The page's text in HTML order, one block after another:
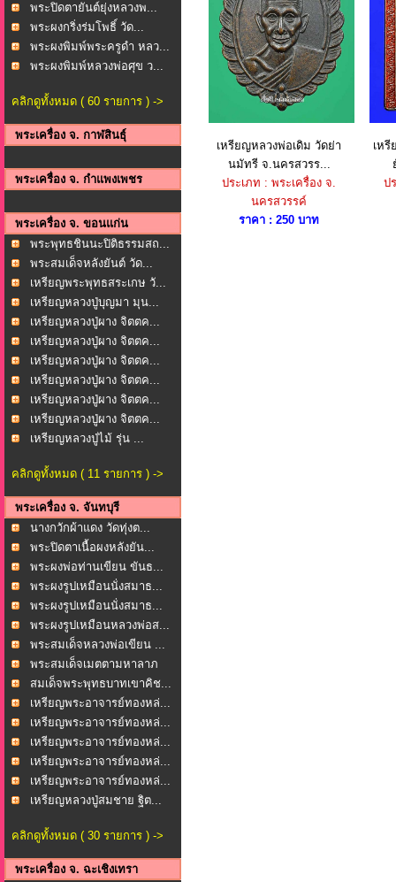
พระปิดตายันต์ยุ่งหลวงพ...
พระผงกริ่งร่มโพธิ์ วัด...
พระผงพิมพ์พระครูดำ หลว...
พระผงพิมพ์หลวงพ่อศุข ว...
คลิกดูทั้งหมด ( 60 รายการ ) ->
พระเครื่อง จ. กาฬสินธุ์
พระเครื่อง จ. กำแพงเพชร
พระเครื่อง จ. ขอนแก่น
พระพุทธชินนะปิติธรรมสถ...
พระสมเด็จหลังยันต์ วัด...
เหรียญพระพุทธสระเกษ วั...
เหรียญหลวงปู่บุญมา มุน...
เหรียญหลวงปู่ผาง จิตตค...
เหรียญหลวงปู่ผาง จิตตค...
เหรียญหลวงปู่ผาง จิตตค...
เหรียญหลวงปู่ผาง จิตตค...
เหรียญหลวงปู่ผาง จิตตค...
เหรียญหลวงปู่ผาง จิตตค...
เหรียญหลวงปู่ไม้ รุ่น ...
คลิกดูทั้งหมด ( 11 รายการ ) ->
พระเครื่อง จ. จันทบุรี
นางกวักผ้าแดง วัดทุ่งต...
พระปิดตาเนื้อผงหลังยัน...
พระผงพ่อท่านเขียน ขันธ...
พระผงรูปเหมือนนั่งสมาธ...
พระผงรูปเหมือนนั่งสมาธ...
พระผงรูปเหมือนหลวงพ่อส...
พระสมเด็จหลวงพ่อเขียน ...
พระสมเด็จเมตตามหาลาภ
ว...
สมเด็จพระพุทธบาทเขาคิช...
เหรียญพระอาจารย์ทองหล่...
เหรียญพระอาจารย์ทองหล่...
เหรียญพระอาจารย์ทองหล่...
เหรียญพระอาจารย์ทองหล่...
เหรียญพระอาจารย์ทองหล่...
เหรียญหลวงปู่สมชาย ฐิต...
คลิกดูทั้งหมด ( 30 รายการ ) ->
พระเครื่อง จ. ฉะเชิงเทรา
เหรียญหลวงพ่อเดิม วัดย่า
นมัทรี จ.นครสวรร...
ประเภท : พระเครื่อง จ.
นครสวรรค์
ราคา : 250 บาท
เหรี
ป